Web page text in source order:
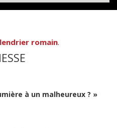
romain.
à un malheureux ? »